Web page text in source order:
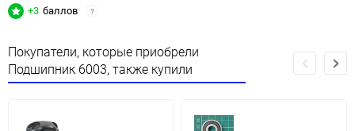
+3 баллов ?
Покупатели, которые приобрели
Подшипник 6003, также купили